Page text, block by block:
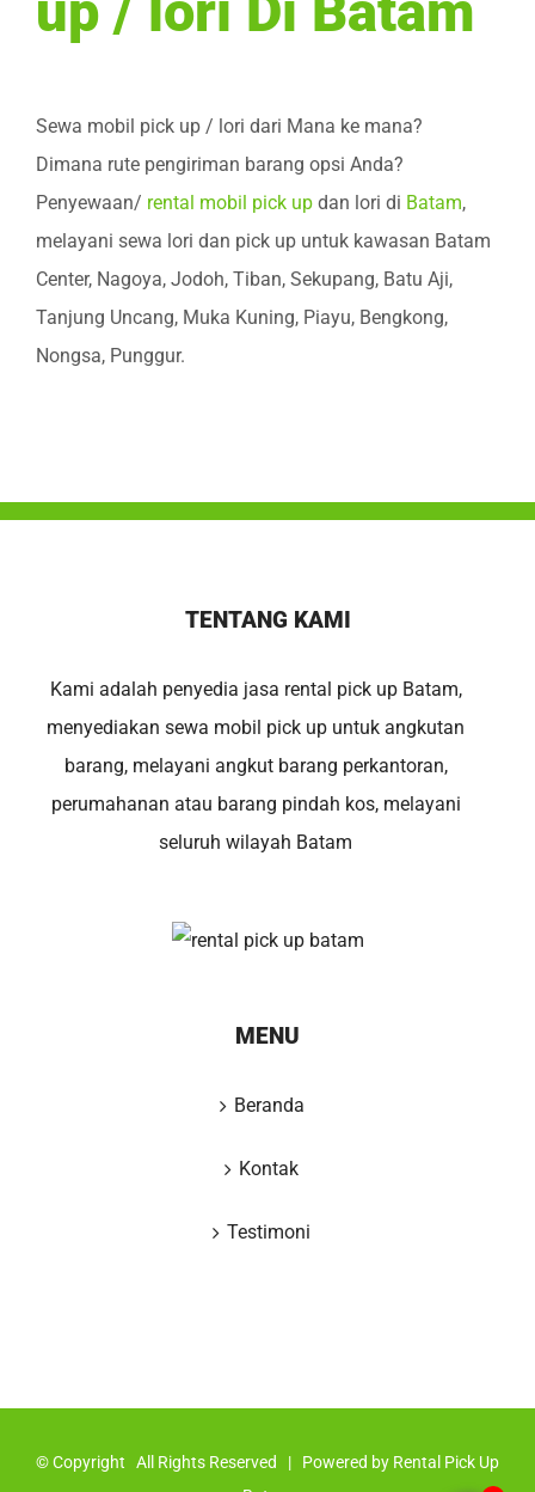
Sewa mobil pick up / lori dari Mana ke mana?
Dimana rute pengiriman barang opsi Anda?
Penyewaan/ rental mobil pick up dan lori di Batam,
melayani sewa lori dan pick up untuk kawasan Batam
Center, Nagoya, Jodoh, Tiban, Sekupang, Batu Aji,
Tanjung Uncang, Muka Kuning, Piayu, Bengkong,
Nongsa, Punggur.
TENTANG KAMI
Kami adalah penyedia jasa rental pick up Batam,
menyediakan sewa mobil pick up untuk angkutan
barang, melayani angkut barang perkantoran,
perumahanan atau barang pindah kos, melayani
seluruh wilayah Batam
MENU
Beranda
Kontak
Testimoni
© Copyright All Rights Reserved | Powered by Rental Pick Up